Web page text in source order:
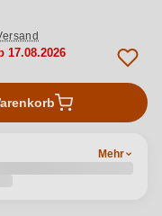
17.08.2026
Mehr